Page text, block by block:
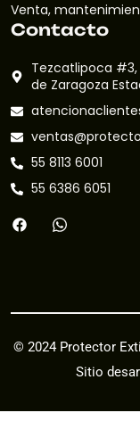
Venta,
Contacto
Tezcatlipoca #3,
de Zaragoza
55 8113 6001
55 6386 6051
© 2024 Protector
Sitio